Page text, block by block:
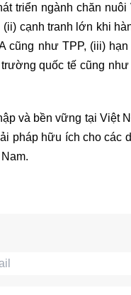
triển ngành chăn
cạnh tranh lớn khi
cũng như TPP, (iii) hạn
quốc tế cũng
và bền vững tại Việt
pháp hữu ích cho các